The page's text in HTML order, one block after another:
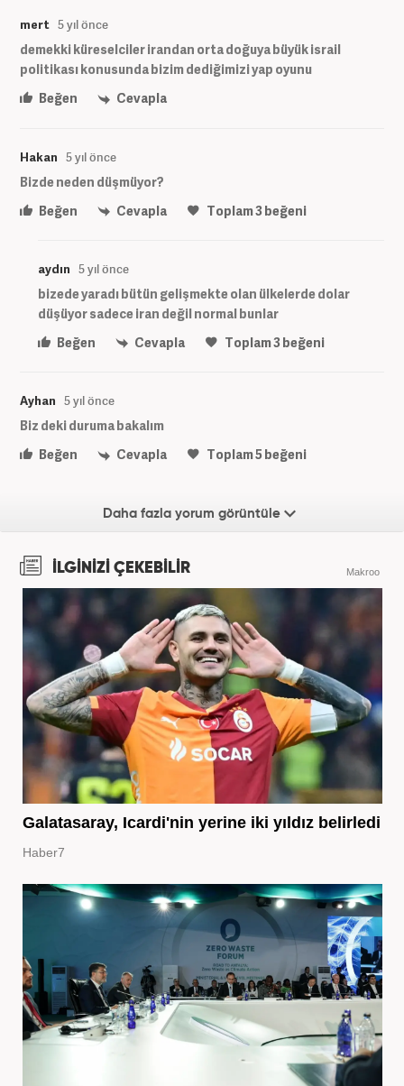
mert 5 yıl önce
demekki küreselciler irandan orta doğuya büyük israil
politikası konusunda bizim dediğimizi yap oyunu
Beğen
Cevapla
Hakan 5 yıl önce
Bizde neden düşmüyor?
Beğen
Cevapla Toplam3beğeni
aydın 5 yıl önce
bizede yaradı bütün gelişmekte olan ülkelerde dolar
düşüyor sadece iran değil normal bunlar
Beğen
Cevapla Toplam3beğeni
Ayhan 5 yıl önce
Biz deki duruma bakalım
Beğen
Cevapla Toplam5beğeni
Daha fazla yorum görüntüle
İLGİNİZİ ÇEKEBİLİR Makroo
Galatasaray, Icardi'nin yerine iki yıldız belirledi
Haber7